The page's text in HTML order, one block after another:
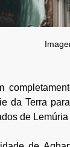
da Terra
de Lemúria